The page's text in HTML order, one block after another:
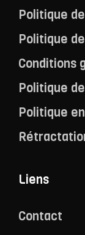
Politique
Politique
Conditions
Politique
Politique
Liens
Contact